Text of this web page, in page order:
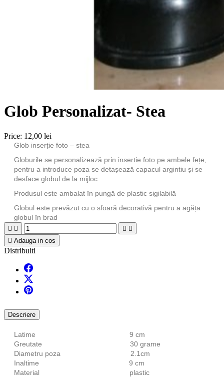
Glob Personalizat- Stea
Price: 12,00 lei
Glob inserție foto – stea
Globurile se personalizează prin insertie foto pe ambele fețe,
pentru a introduce poza se detașează capacul argintiu și se
desface globul de la mijloc
Produsul este ambalat în pungă de plastic sigilabilă
Globul este prevăzut cu o sfoară decorativă pentru a agăța
globul în brad
   
 Adauga in cos
Distribuiti
Descriere
Latime 9 cm
Greutate 30 grame
Diametru poza 2.1cm
Inaltime 9 cm
Material plastic